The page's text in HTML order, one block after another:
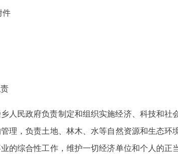
件
人民政府负责制定和组织实施经济、科技和
理，负责土地、林木、水等自然资源和生态
的综合性工作，维护一切经济单位和个人的